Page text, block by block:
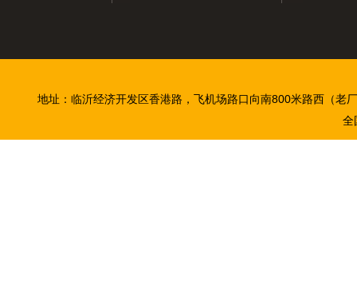
地址：临沂经济开发区香港路，飞机场路口向南800米路西（老
全